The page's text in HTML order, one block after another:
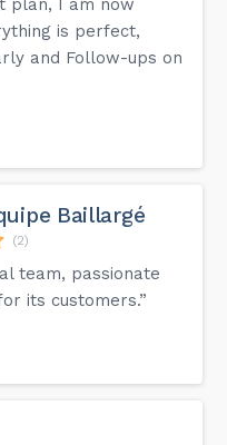
plan, I am now
is perfect,
and Follow-ups on
Baillargé
(2)
team, passionate
its customers.”